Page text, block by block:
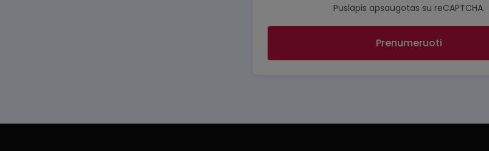
Puslapis apsaugotas su reCAPTCHA.
Prenumeruoti